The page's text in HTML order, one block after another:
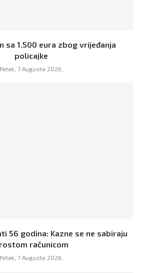
sa 1.500 eura zbog vrijeđanja
policajke
Petak, 7 Augusta 2026,
56 godina: Kazne se ne sabiraju
računicom
Petak, 7 Augusta 2026,